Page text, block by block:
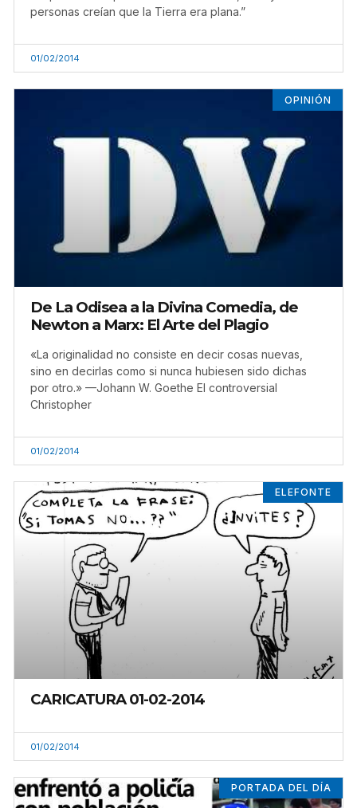
personas creían que la Tierra era plana.”
01/02/2014
OPINIÓN
De La Odisea a la Divina Comedia, de
Newton a Marx: El Arte del Plagio
«La originalidad no consiste en decir cosas nuevas,
sino en decirlas como si nunca hubiesen sido dichas
por otro.» —Johann W. Goethe El controversial
Christopher
01/02/2014
ELEFONTE
CARICATURA 01-02-2014
01/02/2014
PORTADA DEL DÍA